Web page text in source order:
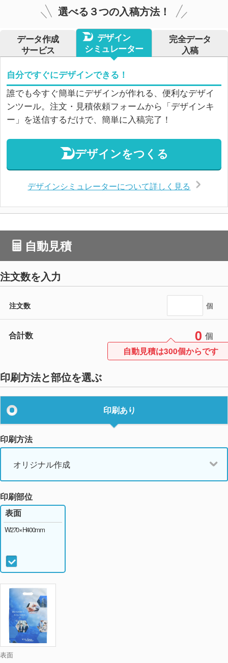
選べる３つの入稿方法！
データ作成
サービス
デザイン
シミュレーター
完全データ
入稿
自分ですぐにデザインできる！
誰でも今すぐ簡単にデザインが作れる、便利なデザイ
ンツール。注文・見積依頼フォームから「デザインキ
ー」を送信するだけで、簡単に入稿完了！
デザインをつくる
デザインシミュレーターについて詳しく見る
自動見積
注文数を入力
注文数 個
合計数 0 個
自動見積は300個からです
印刷方法と部位を選ぶ
印刷あり
印刷方法
オリジナル作成
印刷部位
表面
表面
W270×H400mm